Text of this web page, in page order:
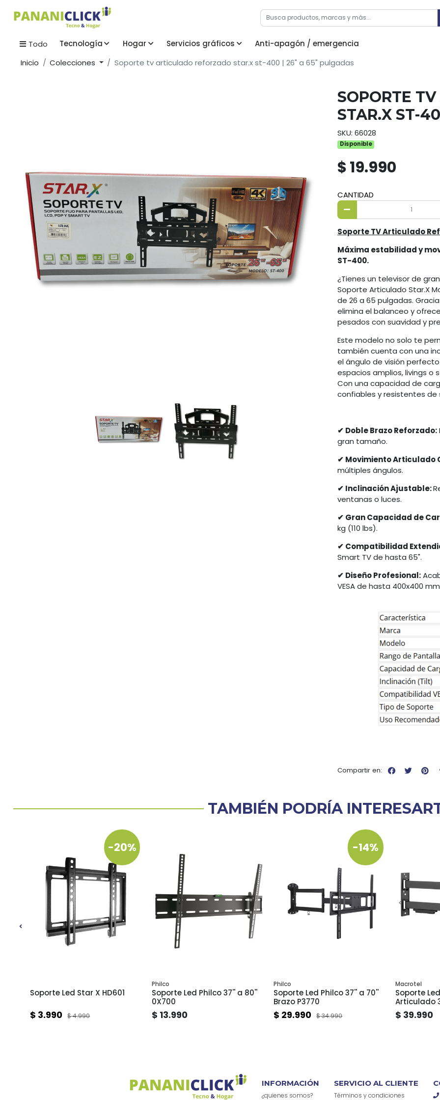
Todo Tecnología Hogar Servicios gráficos
Anti-apagón / emergencia
Inicio
Colecciones Soporte tv articulado reforzado star.x st-400 | 26" a 65" pulgadas
SOPORTE
STAR.X ST-
SKU: 66028
Disponible
$ 19.990
CANTIDAD
Soporte TV Articulado
Máxima estabilidad y
ST-400.
¿Tienes un televisor de
Soporte Articulado Star.X
de 26 a 65 pulgadas.
elimina el balanceo y
pesados con suavidad y
Este modelo no solo te
también cuenta con una
el ángulo de visión
espacios amplios, livings o
Con una capacidad de
confiables y resistentes de
✔ Doble Brazo Reforzado:
gran tamaño.
✔ Movimiento Articulado
múltiples ángulos.
✔ Inclinación Ajustable:
ventanas o luces.
✔ Gran Capacidad de
kg (110 lbs).
✔ Compatibilidad
Smart TV de hasta 65".
✔ Diseño Profesional:
VESA de hasta 400x400
Compartir en:
TAMBIÉN PODRÍA
-20%
Soporte Led Star X HD601
$ 3.990 $ 4.990
Philco
Soporte Led Philco 37'' a 80''
0X700
$ 13.990
-14%
Philco
Soporte Led Philco 37'' a 70''
Brazo P3770
$ 29.990 $ 34.990
Macrotel
Soporte
Articulado
$ 39.990
INFORMACIÓN
¿quienes somos?
SERVICIO AL CLIENTE
Términos y condiciones